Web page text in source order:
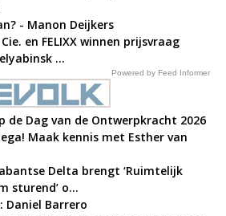
- Manon Deijkers
en FELIXX winnen prijsvraag
...
Powered by Feed Informer
de Dag van de Ontwerpkracht 2026
Maak kennis met Esther van
Delta brengt ‘Ruimtelijk
sturend’ o...
Daniel Barrero